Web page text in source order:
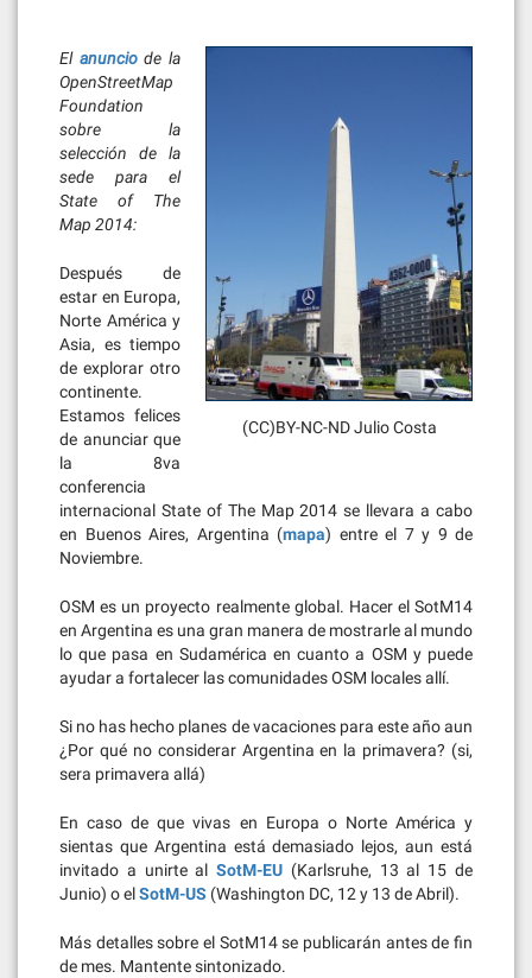
(CC)BY-NC-ND Julio Costa
El anunciode la
OpenStreetMap
Foundation
sobre la
selección de la
sede para el
State of The
Map 2014:
Después de
estar en Europa,
Norte América y
Asia, es tiempo
de explorar otro
continente.
Estamos felices
de anunciar que
la 8va
conferencia
internacional State of The Map 2014 se llevara a cabo
en Buenos Aires, Argentina (mapa) entre el 7 y 9 de
Noviembre.
OSM es un proyecto realmente global. Hacer el SotM14
en Argentina es una gran manera de mostrarle al mundo
lo que pasa en Sudamérica en cuanto a OSM y puede
ayudar a fortalecer las comunidades OSM locales allí.
Si no has hecho planes de vacaciones para este año aun
¿Por qué no considerar Argentina en la primavera? (si,
sera primavera allá)
En caso de que vivas en Europa o Norte América y
sientas que Argentina está demasiado lejos, aun está
invitado a unirte alSotM-EU (Karlsruhe, 13 al 15 de
Junio) o elSotM-US (Washington DC, 12 y 13 de Abril).
Más detalles sobre el SotM14 se publicarán antes de fin
de mes. Mantente sintonizado.